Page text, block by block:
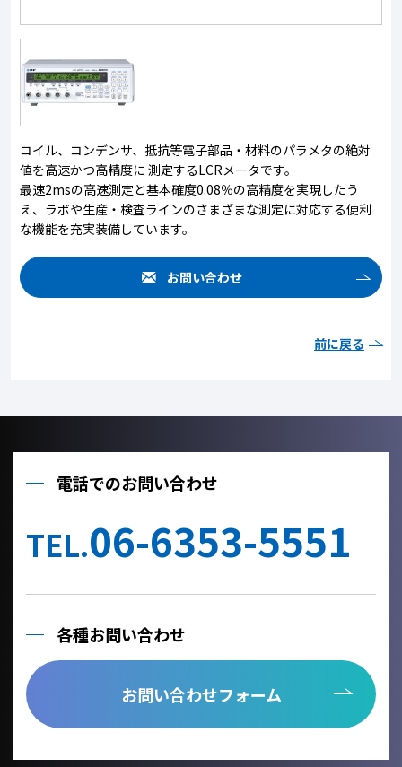
コイル、コンデンサ、抵抗等電子部品・材料のパラメタの絶対
値を高速かつ高精度に 測定するLCRメータです。
最速2msの高速測定と基本確度0.08％の高精度を実現したう
え、ラボや生産・検査ラインのさまざまな測定に対応する便利
な機能を充実装備しています。
お問い合わせ
前に戻る
電話でのお問い合わせ
TEL.06-6353-5551
各種お問い合わせ
お問い合わせフォーム